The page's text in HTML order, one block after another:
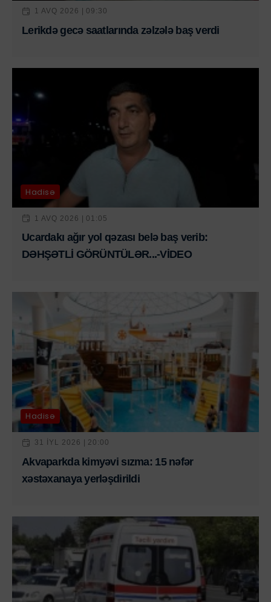
1 AVQ 2026 | 09:30
Lerikdə gecə saatlarında zəlzələ baş verdi
Hadisə
1 AVQ 2026 | 01:05
Ucardakı ağır yol qəzası belə baş verib:
DƏHŞƏTLİ GÖRÜNTÜLƏR...-VİDEO
Hadisə
31 IYL 2026 | 20:00
Akvaparkda kimyəvi sızma: 15 nəfər
xəstəxanaya yerləşdirildi